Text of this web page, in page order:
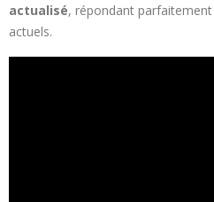
actualisé, répondant
actuels.